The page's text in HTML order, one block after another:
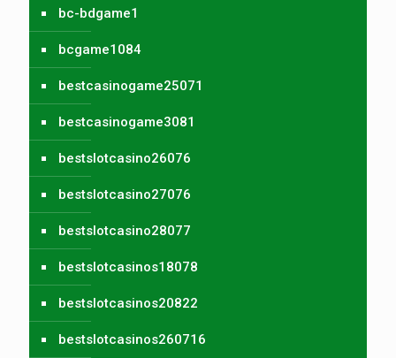
bc-bdgame1
bcgame1084
bestcasinogame25071
bestcasinogame3081
bestslotcasino26076
bestslotcasino27076
bestslotcasino28077
bestslotcasinos18078
bestslotcasinos20822
bestslotcasinos260716